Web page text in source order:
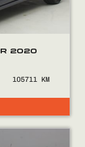
2020
105711